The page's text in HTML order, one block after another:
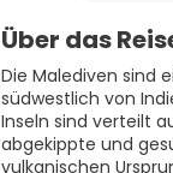
Über das
Die Malediven sind
südwestlich von
Inseln sind verteilt
abgekippte und
vulkanischen